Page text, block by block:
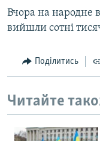
Вчора на народне
вийшли сотні
Поділитись
Читайте